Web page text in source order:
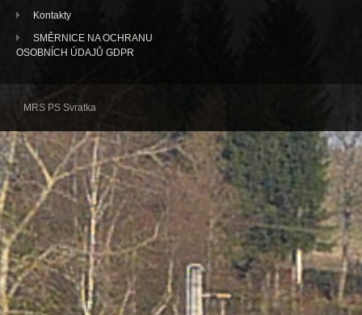
Kontakty
SMĚRNICE NA OCHRANU
OSOBNÍCH ÚDAJŮ GDPR
MRS PS Svratka